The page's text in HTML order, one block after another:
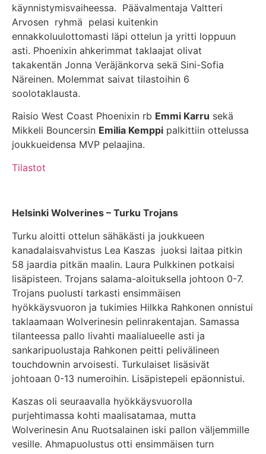
käynnistymisvaiheessa. Päävalmentaja Valtteri
Arvosen ryhmä pelasi kuitenkin
ennakkoluulottomasti läpi ottelun ja yritti loppuun
asti. Phoenixin ahkerimmat taklaajat olivat
takakentän Jonna Veräjänkorva sekä Sini-Sofia
Näreinen. Molemmat saivat tilastoihin 6
soolotaklausta.
Raisio West Coast Phoenixin rb Emmi Karru sekä
Mikkeli Bouncersin Emilia Kemppi palkittiin ottelussa
joukkueidensa MVP pelaajina.
Tilastot
Helsinki Wolverines – Turku Trojans
Turku aloitti ottelun sähäkästi ja joukkueen
kanadalaisvahvistus Lea Kaszas juoksi laitaa pitkin
58 jaardia pitkän maalin. Laura Pulkkinen potkaisi
lisäpisteen. Trojans salama-aloituksella johtoon 0-7.
Trojans puolusti tarkasti ensimmäisen
hyökkäysvuoron ja tukimies Hilkka Rahkonen onnistui
taklaamaan Wolverinesin pelinrakentajan. Samassa
tilanteessa pallo livahti maalialueelle asti ja
sankaripuolustaja Rahkonen peitti pelivälineen
touchdownin arvoisesti. Turkulaiset lisäsivät
johtoaan 0-13 numeroihin. Lisäpistepeli epäonnistui.
Kaszas oli seuraavalla hyökkäysvuorolla
purjehtimassa kohti maalisatamaa, mutta
Wolverinesin Anu Ruotsalainen iski pallon väljemmille
vesille. Ahmapuolustus otti ensimmäisen turn